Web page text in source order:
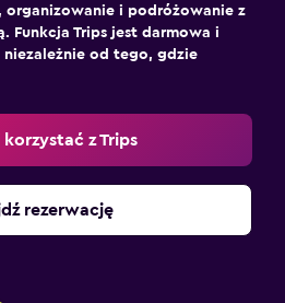
organizowanie i podróżowanie z
Funkcja Trips jest darmowa i
niezależnie od tego, gdzie
korzystać z Trips
rezerwację